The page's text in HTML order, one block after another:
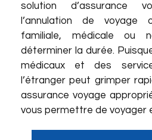
solution d’assurance
l’annulation de voyage
familiale, médicale ou
déterminer la durée.
médicaux et des
l’étranger peut grimper
assurance voyage
vous permettre de voyager